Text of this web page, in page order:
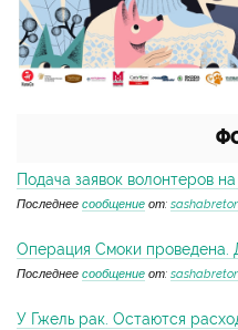
Подача заявок волонтеров
Последнее сообщение от:
Операция Смоки проведена.
Последнее сообщение от:
У Гжель рак. Остаются